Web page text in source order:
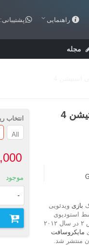
راهنمایی پشتیبانی: ۲۳۳۶۶۹۶ (۰۹۱۰)
مجله
بازی ویدئویی
استودیوی
تری‌آرک ساخته شده‌است. این بازی ادامهٔ نسخه ندای وظیفه: بلک اپس ۲ در سال ۲۰۱۲
مایکروسافت
انتخاب
All
موجود
-